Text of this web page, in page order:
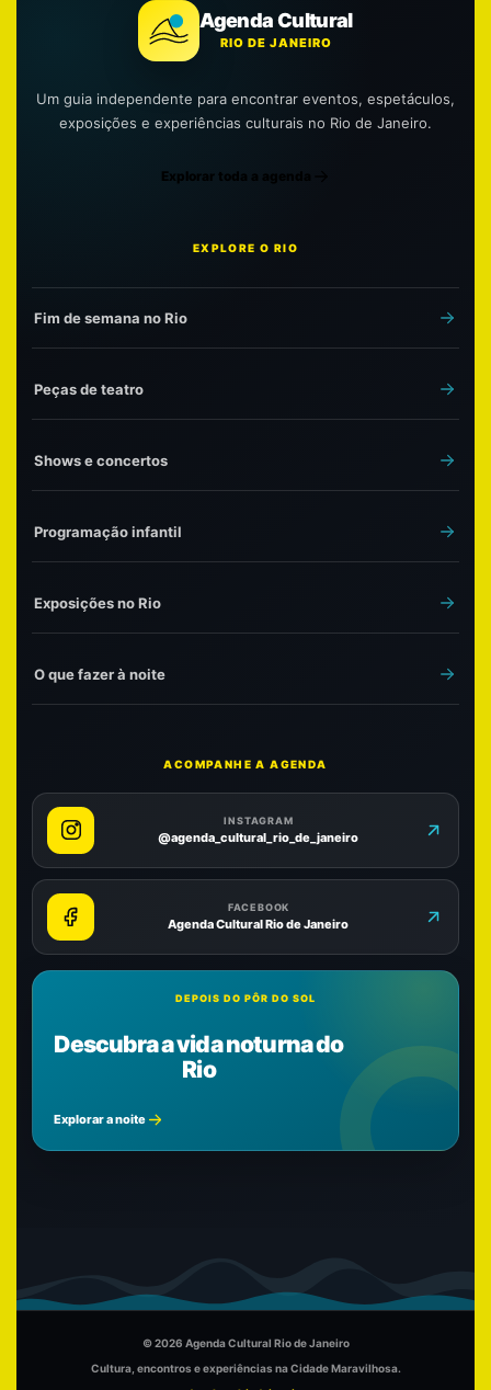
Agenda Cultural
RIO DE JANEIRO
Um guia independente para encontrar eventos, espetáculos,
exposições e experiências culturais no Rio de Janeiro.
Explorar toda a agenda
EXPLORE O RIO
Fim de semana no Rio
Peças de teatro
Shows e concertos
Programação infantil
Exposições no Rio
O que fazer à noite
ACOMPANHE A AGENDA
INSTAGRAM
@agenda_cultural_rio_de_janeiro
FACEBOOK
Agenda Cultural Rio de Janeiro
DEPOIS DO PÔR DO SOL
Descubra a vida noturna do
Rio
Explorar a noite
© 2026 Agenda Cultural Rio de Janeiro
Cultura, encontros e experiências na Cidade Maravilhosa.